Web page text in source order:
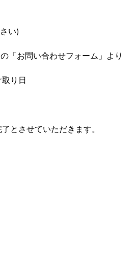
い)
「お問い合わせフォーム」より
り日
とさせていただきます。